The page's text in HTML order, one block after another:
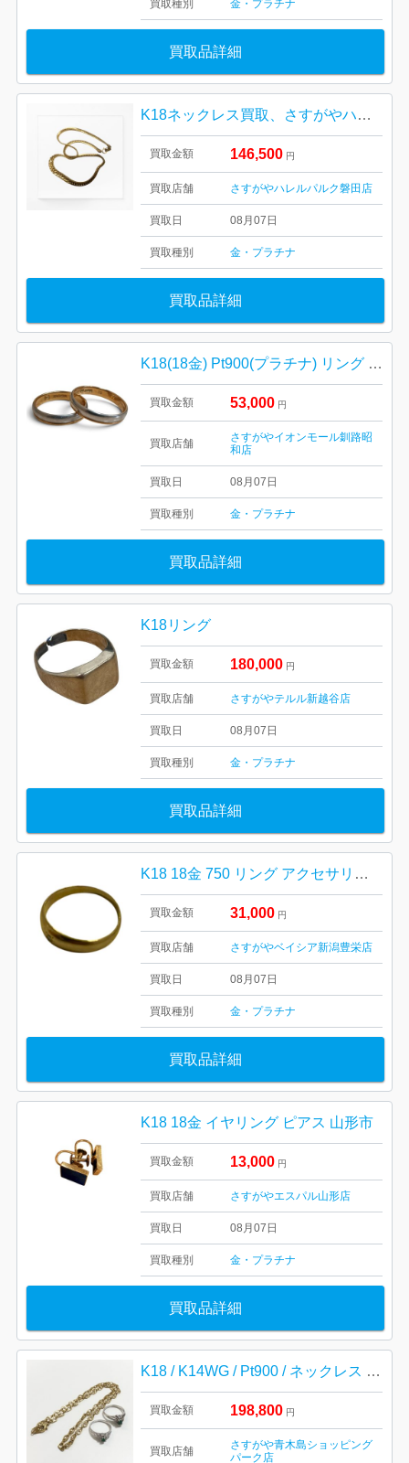
買取種別 金・プラチナ
買取品詳細
K18ネックレス買取、さすがやハレルパルク磐田店
買取金額 146,500 円
買取店舗 さすがやハレルパルク磐田店
買取日 08月07日
買取種別 金・プラチナ
買取品詳細
K18(18金) Pt900(プラチナ) リング まとめ
買取金額 53,000 円
買取店舗
さすがやイオンモール釧路昭
和店
買取日 08月07日
買取種別 金・プラチナ
買取品詳細
K18リング
買取金額 180,000 円
買取店舗 さすがやテルル新越谷店
買取日 08月07日
買取種別 金・プラチナ
買取品詳細
K18 18金 750 リング アクセサリー 貴金属
買取金額 31,000 円
買取店舗 さすがやベイシア新潟豊栄店
買取日 08月07日
買取種別 金・プラチナ
買取品詳細
K18 18金 イヤリング ピアス 山形市
買取金額 13,000 円
買取店舗 さすがやエスパル山形店
買取日 08月07日
買取種別 金・プラチナ
買取品詳細
K18 / K14WG / Pt900 / ネックレス リング
買取金額 198,800 円
買取店舗
さすがや青木島ショッピング
パーク店